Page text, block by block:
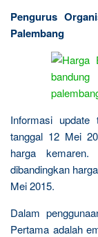
Pengurus
Palembang
Informasi
tanggal 12 Mei
harga
dibandingkan
Mei 2015.
Dalam
Pertama adalah